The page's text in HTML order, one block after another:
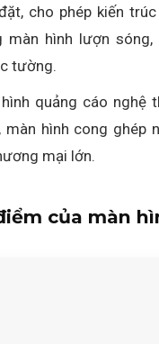
cho phép kiến
màn hình lượn
tường.
quảng cáo nghệ
màn hình cong ghép
mại lớn.
của màn